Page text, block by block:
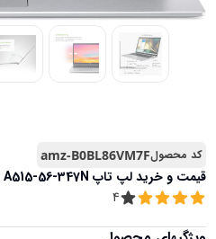
کد محصولamz-B0BL86VM7F
قیمت و خریدلپ تاپ Acer Aspire 5 A515-56-347N
4